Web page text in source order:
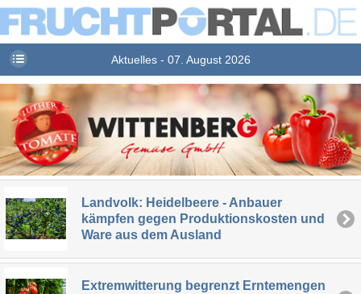
Aktuelles - 07. August 2026
Landvolk: Heidelbeere - Anbauer
kämpfen gegen Produktionskosten und
Ware aus dem Ausland
Extremwitterung begrenzt Erntemengen